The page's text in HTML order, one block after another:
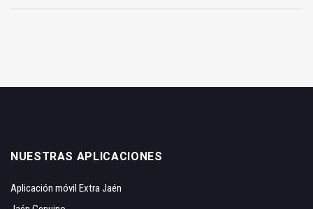
NUESTRAS APLICACIONES
Aplicación móvil Extra Jaén